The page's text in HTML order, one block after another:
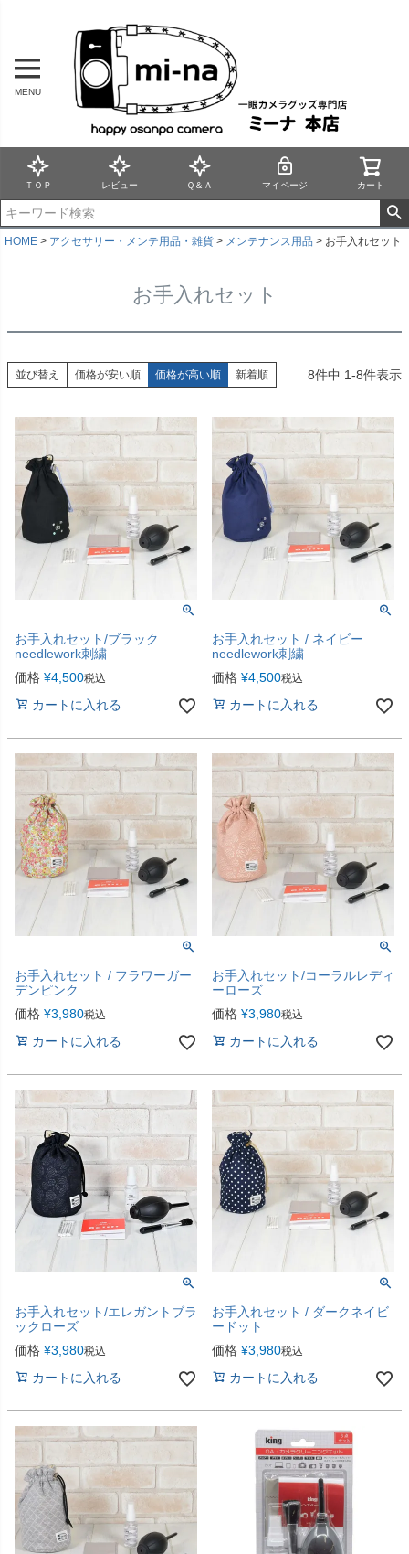
MENU
ＴＯＰ レビュー Ｑ＆Ａ マイページ カート
HOME アクセサリー・メンテ用品・雑貨 メンテナンス用品 お手入れセット
お手入れセット
並び替え 価格が安い順 価格が高い順 新着順 8件中 1-8件表示
お手入れセット/ブラック
needlework刺繍
価格 ¥4,500税込
カートに入れる
お手入れセット / ネイビー
needlework刺繍
価格 ¥4,500税込
カートに入れる
お手入れセット / フラワーガー
デンピンク
価格 ¥3,980税込
カートに入れる
お手入れセット/コーラルレディ
ーローズ
価格 ¥3,980税込
カートに入れる
お手入れセット/エレガントブラ
ックローズ
価格 ¥3,980税込
カートに入れる
お手入れセット / ダークネイビ
ードット
価格 ¥3,980税込
カートに入れる